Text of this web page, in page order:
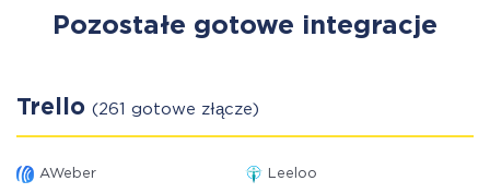
Pozostałe gotowe integracje
Trello (261 gotowe złącze)
AWeber Leeloo